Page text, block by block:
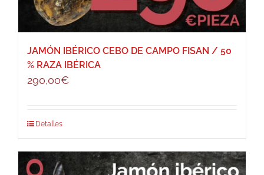
JAMÓN IBÉRICO CEBO DE CAMPO FISAN / 50
% RAZA IBÉRICA
290,00€
Detalles